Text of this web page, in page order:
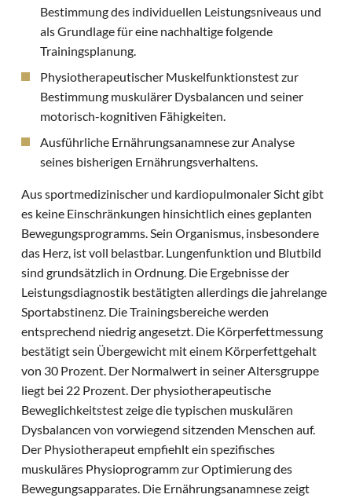
Bestimmung des individuellen Leistungsniveaus und
als Grundlage für eine nachhaltige folgende
Trainingsplanung.
Physiotherapeutischer Muskelfunktionstest zur
Bestimmung muskulärer Dysbalancen und seiner
motorisch-kognitiven Fähigkeiten.
Ausführliche Ernährungsanamnese zur Analyse
seines bisherigen Ernährungsverhaltens.
Aus sportmedizinischer und kardiopulmonaler Sicht gibt
es keine Einschränkungen hinsichtlich eines geplanten
Bewegungsprogramms. Sein Organismus, insbesondere
das Herz, ist voll belastbar. Lungenfunktion und Blutbild
sind grundsätzlich in Ordnung. Die Ergebnisse der
Leistungsdiagnostik bestätigten allerdings die jahrelange
Sportabstinenz. Die Trainingsbereiche werden
entsprechend niedrig angesetzt. Die Körperfettmessung
bestätigt sein Übergewicht mit einem Körperfettgehalt
von 30 Prozent. Der Normalwert in seiner Altersgruppe
liegt bei 22 Prozent. Der physiotherapeutische
Beweglichkeitstest zeige die typischen muskulären
Dysbalancen von vorwiegend sitzenden Menschen auf.
Der Physiotherapeut empfiehlt ein spezifisches
muskuläres Physioprogramm zur Optimierung des
Bewegungsapparates. Die Ernährungsanamnese zeigt